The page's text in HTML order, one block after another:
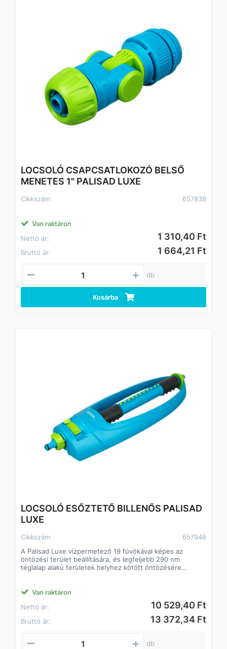
LOCSOLÓ CSAPCSATLOKOZÓ BELSŐ
MENETES 1" PALISAD LUXE
Cikkszám 657838
Van raktáron
Nettó ár:
1 310,40 Ft
Bruttó ár: 1 664,21 Ft
db
Kosárba
LOCSOLÓ ESŐZTETŐ BILLENŐS PALISAD
LUXE
Cikkszám
657948
A Palisad Luxe vízpermetező 19 fúvókával képes az
öntözési terület beállítására, és legfeljebb 290 nm
téglalap alakú területek helyhez kötött öntözésére
m-ig állítható.
Erő és tartósság - a nyomókeret ABS műanyagból készült.
Gyors csatlakozás – az öntözőfej univerzális fúvókával
rendelkezik, amely kompatibilis az összes Palisad és
Palisad Luxe öntözőrendszer csatlakozóival.
Van raktáron
Nettó ár:
10 529,40 Ft
Bruttó ár: 13 372,34 Ft
db